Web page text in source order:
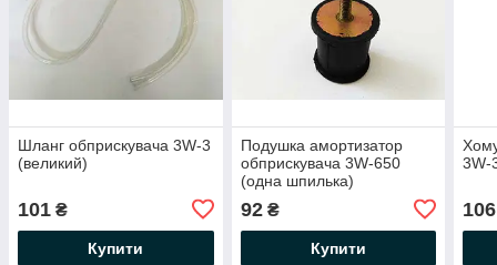
Шланг обприскувача 3W-3
(великий)
101 ₴
Купити
Подушка амортизатор
обприскувача 3W-650
(одна шпилька)
92₴
Купити
3W-
106